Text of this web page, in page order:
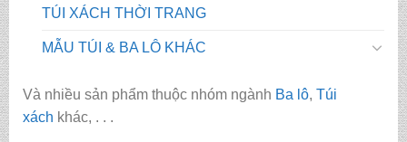
TÚI XÁCH THỜI TRANG
MẪU TÚI & BA LÔ KHÁC
Và nhiều sản phẩm thuộc nhóm ngành Ba lô, Túi
xách khác, . . .